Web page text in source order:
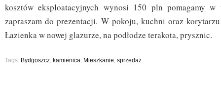
kosztów eksploatacyjnych wynosi 150 pln pomagamy
zapraszam do prezentacji. W pokoju, kuchni oraz
Łazienka w nowej glazurze, na podłodze terakota, prysznic.
Tags: Bydgoszcz, kamienica, Mieszkanie, sprzedaż